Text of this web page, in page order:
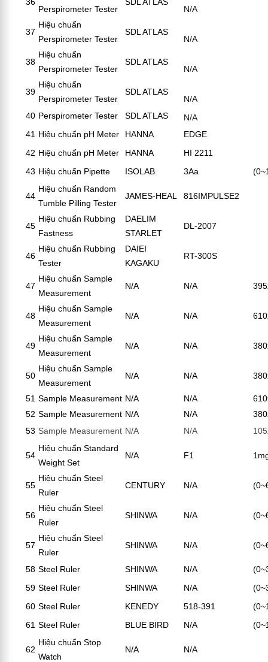
Perspirometer Tester N/A
37
Hiệu chuẩn
Perspirometer Tester
SDL ATLAS
N/A
38
Hiệu chuẩn
Perspirometer Tester
SDL ATLAS
N/A
39
Hiệu chuẩn
Perspirometer Tester
SDL ATLAS
N/A
40 Perspirometer Tester SDL ATLAS
N/A
41 Hiệu chuẩn pH Meter HANNA
EDGE
42 Hiệu chuẩn pH Meter HANNA
HI 2211
43 Hiệu chuẩn Pipette ISOLAB 3Aa
44
Hiệu chuẩn Random
Tumble Pilling Tester
JAMES-HEAL 816IMPULSE2
45
Hiệu chuẩn Rubbing
Fastness
DAELIM
STARLET
DL-2007
46
Hiệu chuẩn Rubbing
Tester
DAIEI
KAGAKU
RT-300S
47
Hiệu chuẩn Sample
Measurement
N/A N/A
48
Hiệu chuẩn Sample
Measurement
N/A N/A
49
Hiệu chuẩn Sample
Measurement
N/A N/A
50
Hiệu chuẩn Sample
Measurement
N/A N/A
51 Sample Measurement N/A N/A
52 Sample Measurement N/A N/A
53 Sample Measurement N/A N/A
54
Hiệu chuẩn Standard
Weight Set
N/A F1
55
Hiệu chuẩn Steel
Ruler
CENTURY N/A
56
Hiệu chuẩn Steel
Ruler
SHINWA N/A
57
Hiệu chuẩn Steel
Ruler
SHINWA N/A
58 Steel Ruler SHINWA N/A
59 Steel Ruler SHINWA N/A
60 Steel Ruler KENEDY 518-391
61 Steel Ruler BLUE BIRD N/A
62
Hiệu chuẩn Stop
Watch
N/A N/A